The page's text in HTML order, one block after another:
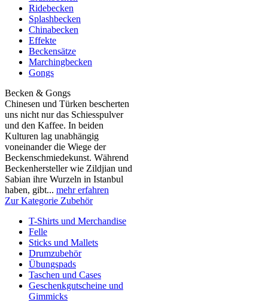
Ridebecken
Splashbecken
Chinabecken
Effekte
Beckensätze
Marchingbecken
Gongs
Becken & Gongs
Chinesen und Türken bescherten
uns nicht nur das Schiesspulver
und den Kaffee. In beiden
Kulturen lag unabhängig
voneinander die Wiege der
Beckenschmiedekunst. Während
Beckenhersteller wie Zildjian und
Sabian ihre Wurzeln in Istanbul
haben, gibt... mehr erfahren
Zur Kategorie Zubehör
T-Shirts und Merchandise
Felle
Sticks und Mallets
Drumzubehör
Übungspads
Taschen und Cases
Geschenkgutscheine und
Gimmicks